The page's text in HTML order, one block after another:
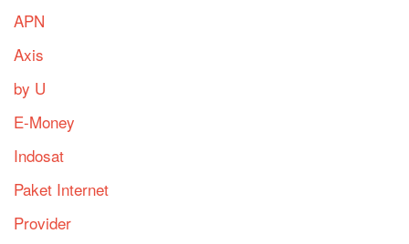
APN
Axis
by U
E-Money
Indosat
Paket Internet
Provider